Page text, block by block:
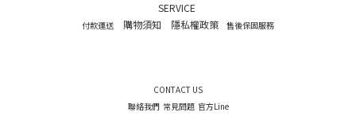
SERVICE
付款運送 購物須知 隱私權政策 售後保固服務
CONTACT US
聯絡我們 常見問題 官方Line